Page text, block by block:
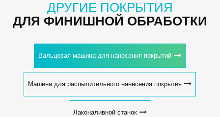
ДРУГИЕ ПОКРЫТИЯ
ДЛЯ ФИНИШНОЙ ОБРАБОТКИ
Вальцовая машина для нанесения покрытий
Машина для распылительного нанесения покрытия
Лаконаливной станок